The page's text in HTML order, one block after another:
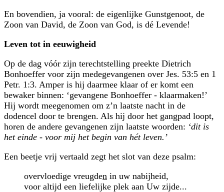
En bovendien, ja vooral: de eigenlijke Gunstgenoot, de
Zoon van David, de Zoon van God, is dé Levende!
Leven tot in eeuwigheid
Op de dag vóór zijn terechtstelling preekte Dietrich
Bonhoeffer voor zijn medegevange­nen over Jes. 53:5 en 1
Petr. 1:3. Amper is hij daarmee klaar of er komt een
bewaker binnen: ‘gevangene Bonhoeffer - klaar­maken!’
Hij wordt meegenomen om z’n laatste nacht in de
dodencel door te brengen. Als hij door het gangpad loopt,
horen de andere gevangenen zijn laatste woorden: ‘dit is
het einde - voor mij het begin van hét leven.’
Een beetje vrij vertaald zegt het slot van deze psalm:
overvloedige vreugden in uw nabijheid,
voor altijd een liefelijke plek aan Uw zijde...